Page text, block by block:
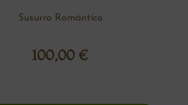
Susurro Romántico
100,00 €